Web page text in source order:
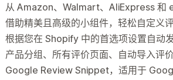
从 Amazon、Walmart、AliExpress 和
借助精美且高级的小组件，轻松自定义
根据您在 Shopify 中的首选项设置自动
产品分组、所有评价页面、自动导入评
Google Review Snippet，适用于